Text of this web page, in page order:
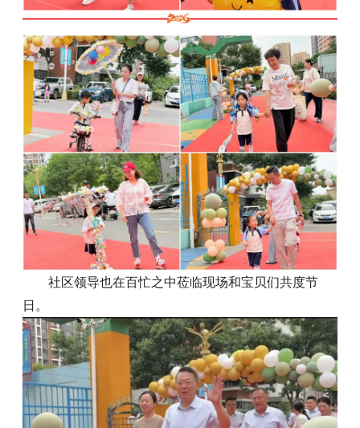
社区领导也在百忙之中莅临现场和宝贝们共度节
日。